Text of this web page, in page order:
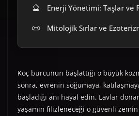
🔮 Enerji Yönetimi: Taşlar ve
📜 Mitolojik Sırlar ve
Koç burcunun başlattığı o büyük
sonra, evrenin soğumaya,
başladığı anı hayal edin. Lavlar
yaşamın filizleneceği o güvenli